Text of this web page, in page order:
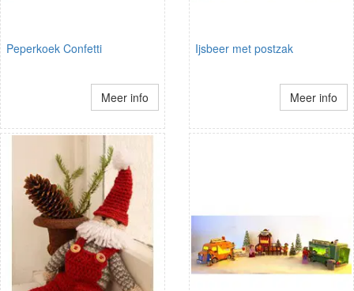
Peperkoek Confetti
Meer info
Ijsbeer met postzak
Meer info